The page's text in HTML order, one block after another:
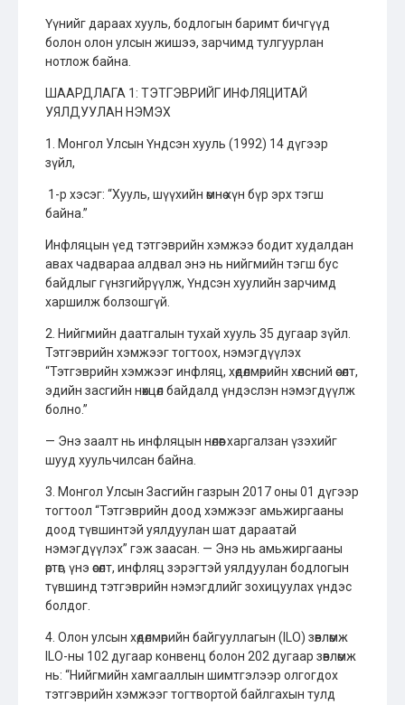
Үүнийг дараах хууль, бодлогын баримт бичгүүд
болон олон улсын жишээ, зарчимд тулгуурлан
нотлож байна.
ШААРДЛАГА 1: ТЭТГЭВРИЙГ ИНФЛЯЦИТАЙ
УЯЛДУУЛАН НЭМЭХ
1. Монгол Улсын Үндсэн хууль (1992) 14 дүгээр
зүйл,
1-р хэсэг: “Хууль, шүүхийн өмнө хүн бүр эрх тэгш
байна.”
Инфляцын үед тэтгэврийн хэмжээ бодит худалдан
авах чадвараа алдвал энэ нь нийгмийн тэгш бус
байдлыг гүнзгийрүүлж, Үндсэн хуулийн зарчимд
харшилж болзошгүй.
2. Нийгмийн даатгалын тухай хууль 35 дугаар зүйл.
Тэтгэврийн хэмжээг тогтоох, нэмэгдүүлэх
“Тэтгэврийн хэмжээг инфляц, хөдөлмөрийн хөлсний өсөлт,
эдийн засгийн нөхцөл байдалд үндэслэн нэмэгдүүлж
болно.”
— Энэ заалт нь инфляцын нөлөөг харгалзан үзэхийг
шууд хуульчилсан байна.
3. Монгол Улсын Засгийн газрын 2017 оны 01 дүгээр
тогтоол “Тэтгэврийн доод хэмжээг амьжиргааны
доод түвшинтэй уялдуулан шат дараатай
нэмэгдүүлэх” гэж заасан. — Энэ нь амьжиргааны
өртөг, үнэ өсөлт, инфляц зэрэгтэй уялдуулан бодлогын
түвшинд тэтгэврийн нэмэгдлийг зохицуулах үндэс
болдог.
4. Олон улсын хөдөлмөрийн байгууллагын (ILO) зөвлөмж
ILO-ны 102 дугаар конвенц болон 202 дугаар зөвлөмж
нь: “Нийгмийн хамгааллын шимтгэлээр олгогдох
тэтгэврийн хэмжээг тогтвортой байлгахын тулд